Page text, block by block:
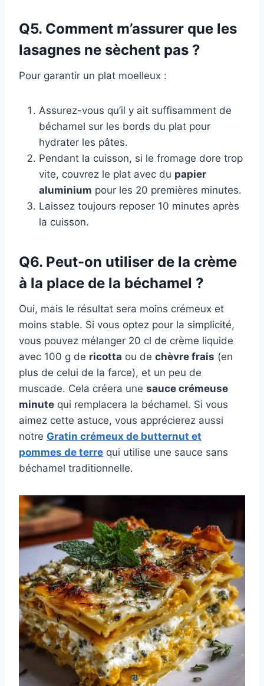
Q5. Comment m’assurer que les
lasagnes ne sèchent pas ?
Pour garantir un plat moelleux :
Assurez-vous qu’il y ait suffisamment de
béchamel sur les bords du plat pour
hydrater les pâtes.
Pendant la cuisson, si le fromage dore trop
vite, couvrez le plat avec du papier
aluminium pour les 20 premières minutes.
Laissez toujours reposer 10 minutes après
la cuisson.
Q6. Peut-on utiliser de la crème
à la place de la béchamel ?
Oui, mais le résultat sera moins crémeux et
moins stable. Si vous optez pour la simplicité,
vous pouvez mélanger 20 cl de crème liquide
avec 100 g de ricotta ou de chèvre frais (en
plus de celui de la farce), et un peu de
muscade. Cela créera une sauce crémeuse
minute qui remplacera la béchamel. Si vous
aimez cette astuce, vous apprécierez aussi
notre Gratin crémeux de butternut et
pommes de terre qui utilise une sauce sans
béchamel traditionnelle.